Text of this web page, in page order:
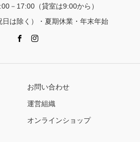
－17:00（貸室は9:00から）
日は除く）・夏期休業・年末年始
お問い合わせ
運営組織
オンラインショップ